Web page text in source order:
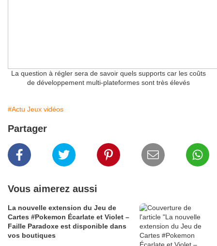
La question à régler sera de savoir quels supports car les coûts
de développement multi-plateformes sont très élevés
#Actu Jeux vidéos
Partager
Vous aimerez aussi
La nouvelle extension du Jeu de
Cartes #Pokemon Écarlate et Violet –
Faille Paradoxe est disponible dans
vos boutiques